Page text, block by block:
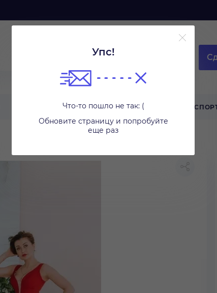
ТЕХНИКА ДЛЯ ДОМА ТУРИЗМ
Упс!
Что-то пошло не так: (
Обновите страницу и попробуйте
еще раз